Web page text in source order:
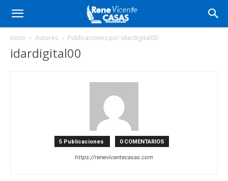
Inicio Autores Publicaciones por idardigital00
idardigital00
5 Publicaciones 0 COMENTARIOS
https://renevicentecasas.com